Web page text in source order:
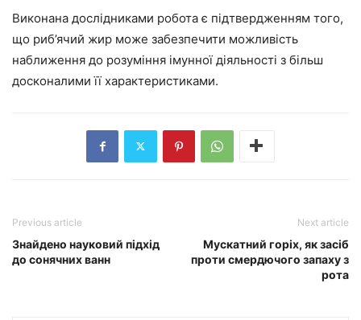
Виконана дослідниками робота є підтвердженням того,
що риб’ячий жир може забезпечити можливість
наближення до розуміння імунної діяльності з більш
досконалими її характеристиками.
Previous article
Знайдено науковий підхід
до сонячних ванн
Next article
Мускатний горіх, як засіб
проти смердючого запаху з
рота